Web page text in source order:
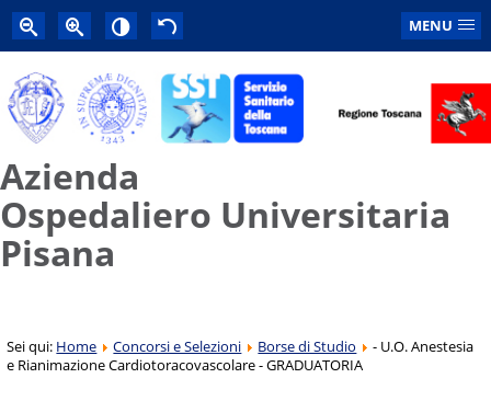
MENU
Azienda
Ospedaliero Universitaria
Pisana
Sei qui: Home Concorsi e Selezioni Borse di Studio
- U.O. Anestesia
e Rianimazione Cardiotoracovascolare - GRADUATORIA